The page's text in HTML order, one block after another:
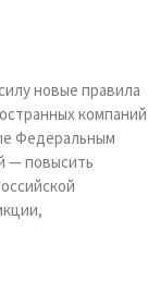
новые правила
компаний
Федеральным
— повысить